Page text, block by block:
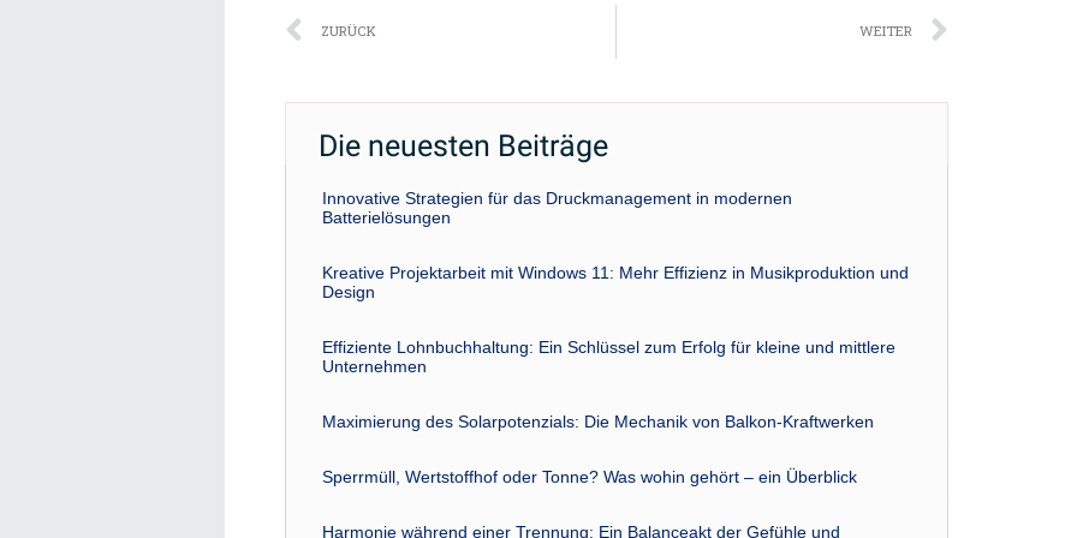
Zurück
ZURÜCK WEITER
Die neuesten Beiträge
Innovative Strategien für das Druckmanagement in modernen
Batterielösungen
Kreative Projektarbeit mit Windows 11: Mehr Effizienz in Musikproduktion und
Design
Effiziente Lohnbuchhaltung: Ein Schlüssel zum Erfolg für kleine und mittlere
Unternehmen
Maximierung des Solarpotenzials: Die Mechanik von Balkon-Kraftwerken
Sperrmüll, Wertstoffhof oder Tonne? Was wohin gehört – ein Überblick
Harmonie während einer Trennung: Ein Balanceakt der Gefühle und